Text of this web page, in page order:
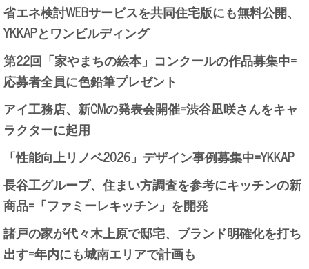
省エネ検討WEBサービスを共同住宅版にも無料公開、
YKKAPとワンビルディング
第22回「家やまちの絵本」コンクールの作品募集中=
応募者全員に色鉛筆プレゼント
アイ工務店、新CMの発表会開催=渋谷凪咲さんをキャ
ラクターに起用
「性能向上リノベ2026」デザイン事例募集中=YKKAP
長谷工グループ、住まい方調査を参考にキッチンの新
商品=「ファミーレキッチン」を開発
諸戸の家が代々木上原で邸宅、ブランド明確化を打ち
出す=年内にも城南エリアで計画も